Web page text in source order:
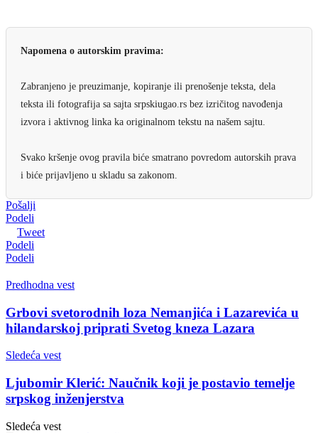
Napomena o autorskim pravima:
Zabranjeno je preuzimanje, kopiranje ili prenošenje teksta, dela
teksta ili fotografija sa sajta srpskiugao.rs bez izričitog navođenja
izvora i aktivnog linka ka originalnom tekstu na našem sajtu.
Svako kršenje ovog pravila biće smatrano povredom autorskih prava
i biće prijavljeno u skladu sa zakonom.
Pošalji
Podeli
Tweet
Podeli
Podeli
Predhodna vest
Grbovi svetorodnih loza Nemanjića i Lazarevića u
hilandarskoj priprati Svetog kneza Lazara
Sledeća vest
Ljubomir Klerić: Naučnik koji je postavio temelje
srpskog inženjerstva
Sledeća vest